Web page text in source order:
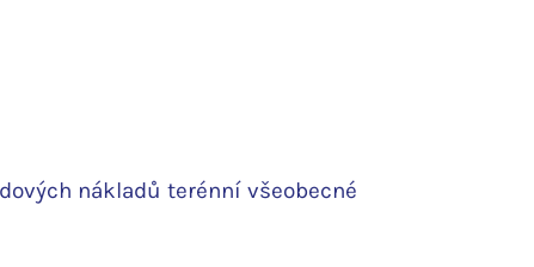
nákladů terénní všeobecné